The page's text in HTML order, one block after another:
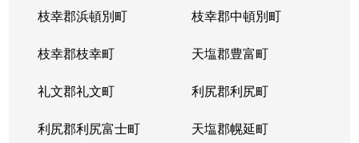
枝幸郡浜頓別町 枝幸郡中頓別町
枝幸郡枝幸町 天塩郡豊富町
礼文郡礼文町 利尻郡利尻町
利尻郡利尻富士町 天塩郡幌延町